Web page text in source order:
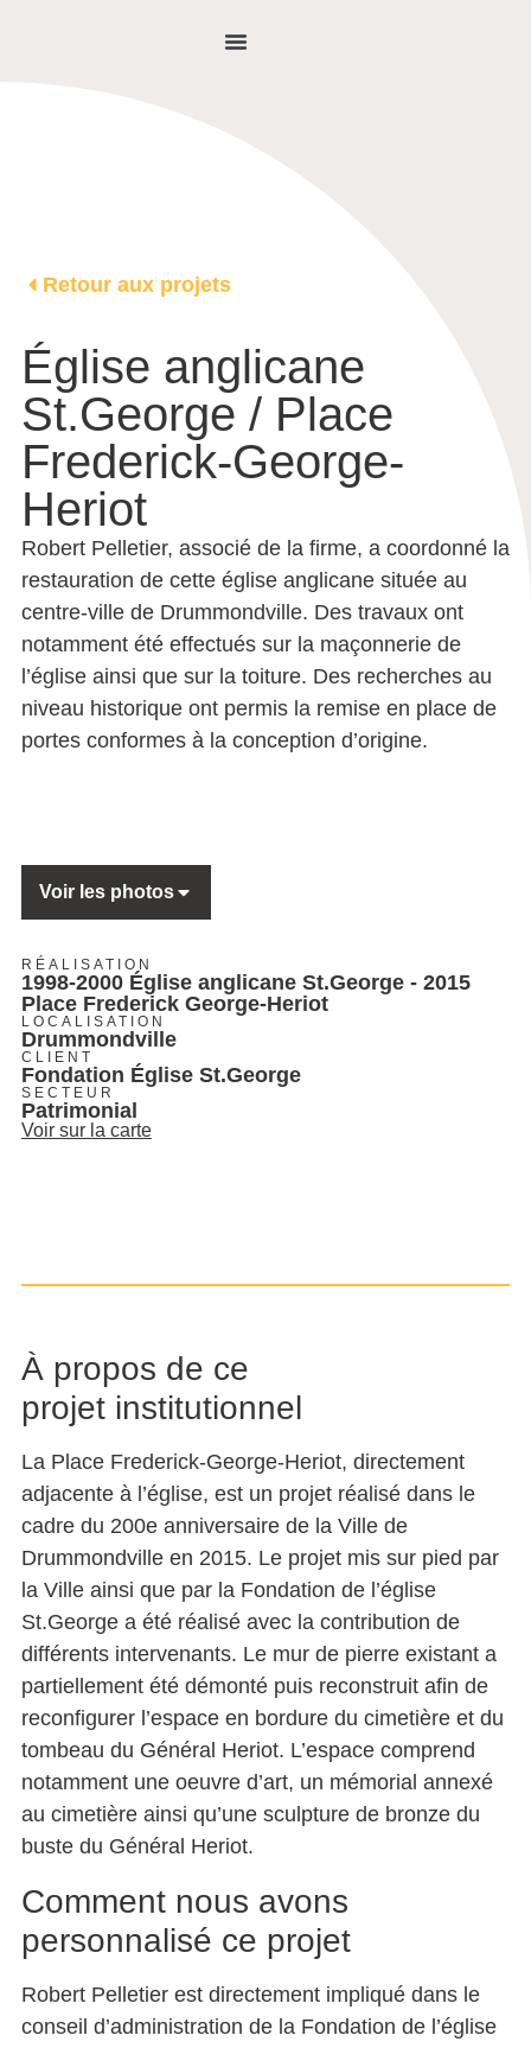
Retour aux projets
Église anglicane
St.George / Place
Frederick-George-
Heriot
Robert Pelletier, associé de la firme, a coordonné la
restauration de cette église anglicane située au
centre-ville de Drummondville. Des travaux ont
notamment été effectués sur la maçonnerie de
l’église ainsi que sur la toiture. Des recherches au
niveau historique ont permis la remise en place de
portes conformes à la conception d’origine.
Voir les photos
RÉALISATION
1998-2000 Église anglicane St.George - 2015
Place Frederick George-Heriot
LOCALISATION
Drummondville
CLIENT
Fondation Église St.George
SECTEUR
Patrimonial
Voir sur la carte
À propos de ce
projet institutionnel
La Place Frederick-George-Heriot, directement
adjacente à l’église, est un projet réalisé dans le
cadre du 200e anniversaire de la Ville de
Drummondville en 2015. Le projet mis sur pied par
la Ville ainsi que par la Fondation de l’église
St.George a été réalisé avec la contribution de
différents intervenants. Le mur de pierre existant a
partiellement été démonté puis reconstruit afin de
reconfigurer l’espace en bordure du cimetière et du
tombeau du Général Heriot. L’espace comprend
notamment une oeuvre d’art, un mémorial annexé
au cimetière ainsi qu’une sculpture de bronze du
buste du Général Heriot.
Comment nous avons
personnalisé ce projet
Robert Pelletier est directement impliqué dans le
conseil d’administration de la Fondation de l’église